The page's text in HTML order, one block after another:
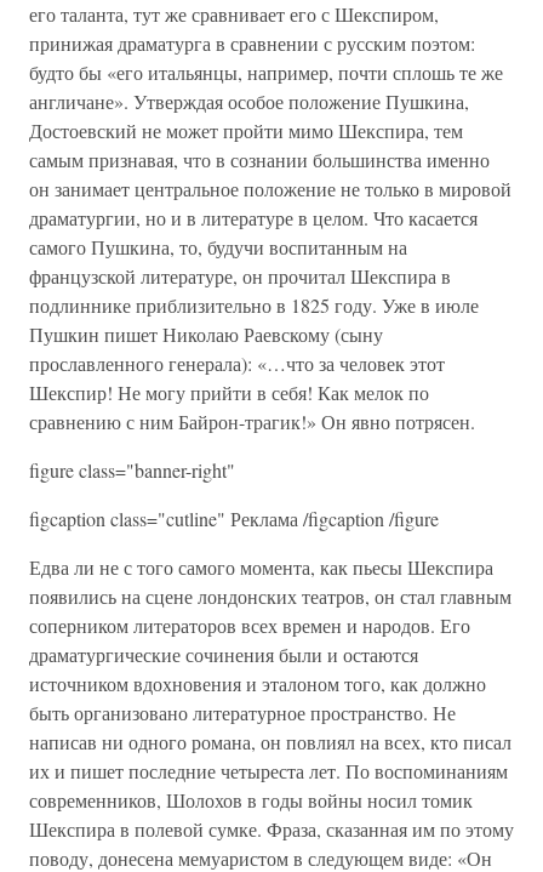
его таланта, тут же сравнивает его с Шекспиром,
принижая драматурга в сравнении с русским поэтом:
будто бы «его итальянцы, например, почти сплошь те же
англичане». Утверждая особое положение Пушкина,
Достоевский не может пройти мимо Шекспира, тем
самым признавая, что в сознании большинства именно
он занимает центральное положение не только в мировой
драматургии, но и в литературе в целом. Что касается
самого Пушкина, то, будучи воспитанным на
французской литературе, он прочитал Шекспира в
подлиннике приблизительно в 1825 году. Уже в июле
Пушкин пишет Николаю Раевскому (сыну
прославленного генерала): «…что за человек этот
Шекспир! Не могу прийти в себя! Как мелок по
сравнению с ним Байрон-трагик!» Он явно потрясен.
figure class="banner-right"
figcaption class="cutline" Реклама /figcaption /figure
Едва ли не с того самого момента, как пьесы Шекспира
появились на сцене лондонских театров, он стал главным
соперником литераторов всех времен и народов. Его
драматургические сочинения были и остаются
источником вдохновения и эталоном того, как должно
быть организовано литературное пространство. Не
написав ни одного романа, он повлиял на всех, кто писал
их и пишет последние четыреста лет. По воспоминаниям
современников, Шолохов в годы войны носил томик
Шекспира в полевой сумке. Фраза, сказанная им по этому
поводу, донесена мемуаристом в следующем виде: «Он